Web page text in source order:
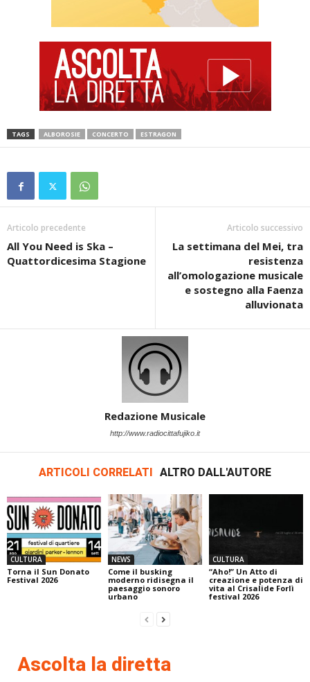
TAGS ALBOROSIE CONCERTO ESTRAGON
Articolo precedente
All You Need is Ska –
Quattordicesima Stagione
Articolo successivo
La settimana del Mei, tra
resistenza
all’omologazione musicale
e sostegno alla Faenza
alluvionata
Redazione Musicale
http://www.radiocittafujiko.it
ARTICOLI CORRELATI ALTRO DALL'AUTORE
CULTURA
Torna il Sun Donato
Festival 2026
NEWS
Come il busking
moderno ridisegna il
paesaggio sonoro
urbano
CULTURA
“Aho!” Un Atto di
creazione e potenza di
vita al Crisalide Forlì
festival 2026
Ascolta la diretta